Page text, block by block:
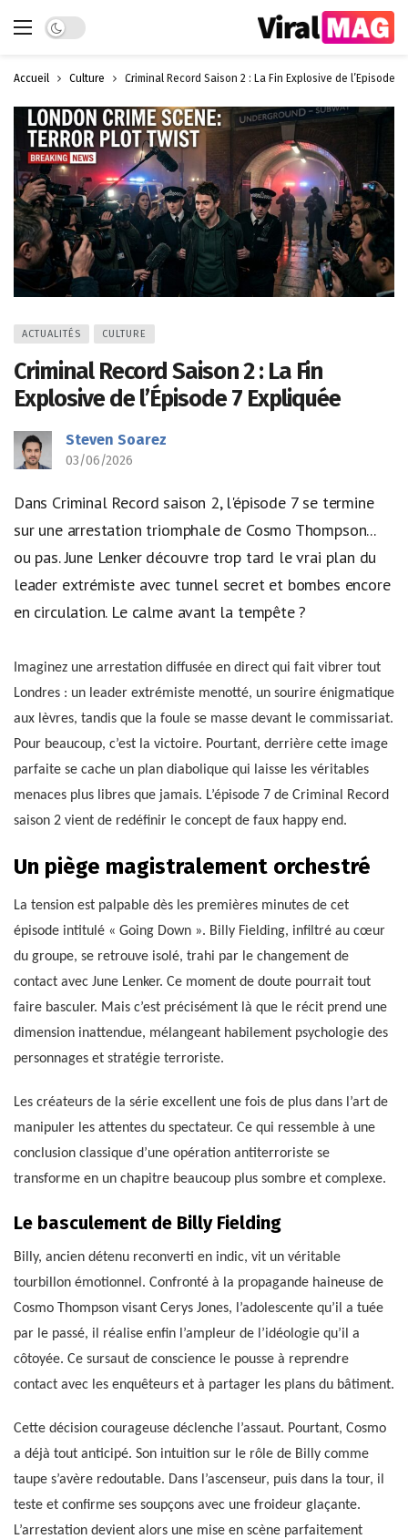
Dark mode
Accueil Culture Criminal Record Saison 2 : La Fin Explosive de l’Épisode 7
ACTUALITÉS CULTURE
Criminal Record Saison 2 : La Fin
Explosive de l’Épisode 7 Expliquée
Steven Soarez
03/06/2026
Dans Criminal Record saison 2, l'épisode 7 se termine
sur une arrestation triomphale de Cosmo Thompson...
ou pas. June Lenker découvre trop tard le vrai plan du
leader extrémiste avec tunnel secret et bombes encore
en circulation. Le calme avant la tempête ?
Imaginez une arrestation diffusée en direct qui fait vibrer tout
Londres : un leader extrémiste menotté, un sourire énigmatique
aux lèvres, tandis que la foule se masse devant le commissariat.
Pour beaucoup, c’est la victoire. Pourtant, derrière cette image
parfaite se cache un plan diabolique qui laisse les véritables
menaces plus libres que jamais. L’épisode 7 de Criminal Record
saison 2 vient de redéfinir le concept de faux happy end.
Un piège magistralement orchestré
La tension est palpable dès les premières minutes de cet
épisode intitulé « Going Down ». Billy Fielding, infiltré au cœur
du groupe, se retrouve isolé, trahi par le changement de
contact avec June Lenker. Ce moment de doute pourrait tout
faire basculer. Mais c’est précisément là que le récit prend une
dimension inattendue, mélangeant habilement psychologie des
personnages et stratégie terroriste.
Les créateurs de la série excellent une fois de plus dans l’art de
manipuler les attentes du spectateur. Ce qui ressemble à une
conclusion classique d’une opération antiterroriste se
transforme en un chapitre beaucoup plus sombre et complexe.
Le basculement de Billy Fielding
Billy, ancien détenu reconverti en indic, vit un véritable
tourbillon émotionnel. Confronté à la propagande haineuse de
Cosmo Thompson visant Cerys Jones, l’adolescente qu’il a tuée
par le passé, il réalise enfin l’ampleur de l’idéologie qu’il a
côtoyée. Ce sursaut de conscience le pousse à reprendre
contact avec les enquêteurs et à partager les plans du bâtiment.
Cette décision courageuse déclenche l’assaut. Pourtant, Cosmo
a déjà tout anticipé. Son intuition sur le rôle de Billy comme
taupe s’avère redoutable. Dans l’ascenseur, puis dans la tour, il
teste et confirme ses soupçons avec une froideur glaçante.
L’arrestation devient alors une mise en scène parfaitement